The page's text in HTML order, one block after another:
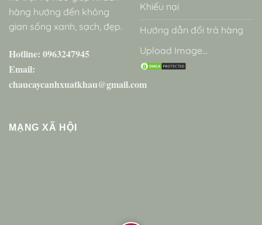
hàng hướng đến không
gian sống xanh, sạch, đẹp.
Hotline: 0963247945
Email:
chaucaycanhxuatkhau@gmail.com
Khiếu nại
Hướng dẫn đổi trả hàng
Upload Image...
MẠNG XÃ HỘI